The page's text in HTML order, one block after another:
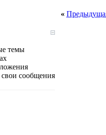
«
темы
свои сообщения